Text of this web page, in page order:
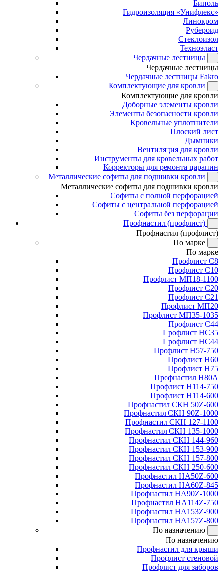
Биполь
Гидроизоляция «Унифлекс»
Линокром
Рубероид
Стеклоизол
Техноэласт
Чердачные лестницы
Чердачные лестницы
Чердачные лестницы Fakro
Комплектующие для кровли
Комплектующие для кровли
Доборные элементы кровли
Элементы безопасности кровли
Кровельные уплотнители
Плоский лист
Дымники
Вентиляция для кровли
Инструменты для кровельных работ
Корректоры для ремонта царапин
Металлические софиты для подшивки кровли
Металлические софиты для подшивки кровли
Софиты с полной перфорацией
Софиты с центральной перфорацией
Софиты без перфорации
Профнастил (профлист)
Профнастил (профлист)
По марке
По марке
Профлист С8
Профлист С10
Профлист МП18-1100
Профлист С20
Профлист С21
Профлист МП20
Профлист МП35-1035
Профлист С44
Профлист НС35
Профлист НС44
Профлист Н57-750
Профлист Н60
Профлист Н75
Профнастил Н80А
Профлист Н114-750
Профлист Н114-600
Профнастил СКН 50Z-600
Профнастил СКН 90Z-1000
Профнастил СКН 127-1100
Профнастил СКН 135-1000
Профнастил СКН 144-960
Профнастил СКН 153-900
Профнастил СКН 157-800
Профнастил СКН 250-600
Профнастил НА50Z-600
Профнастил НА60Z-845
Профнастил НА90Z-1000
Профнастил НА114Z-750
Профнастил НА153Z-900
Профнастил НА157Z-800
По назначению
По назначению
Профнастил для крыши
Профлист стеновой
Профлист для заборов